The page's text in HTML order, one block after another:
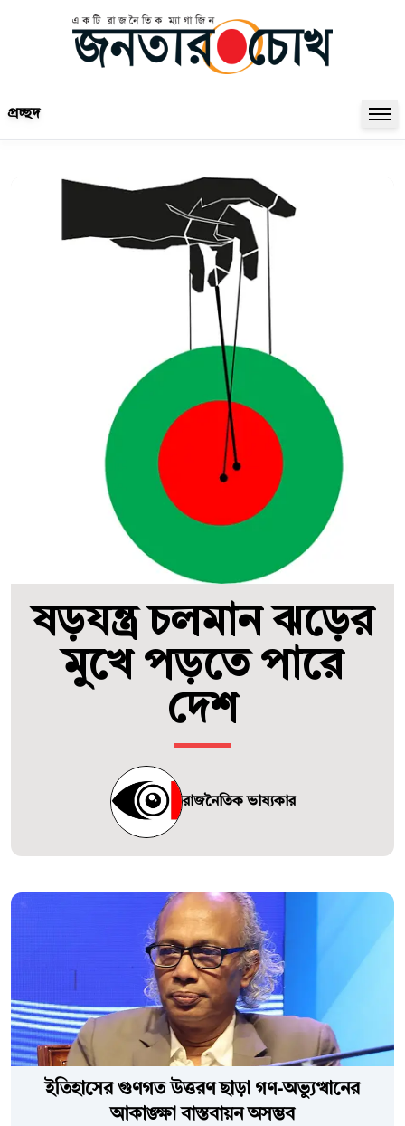
প্রচ্ছদ
ষড়যন্ত্র চলমান ঝড়ের
মুখে পড়তে পারে
দেশ
রাজনৈতিক ভাষ্যকার
ইতিহাসের গুণগত উত্তরণ ছাড়া গণ-অভ্যুত্থানের
আকাঙ্ক্ষা বাস্তবায়ন অসম্ভব